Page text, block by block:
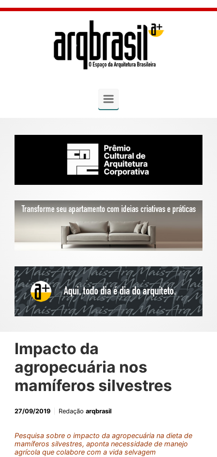
Skip to main content
Impacto da
agropecuária nos
mamíferos silvestres
27/09/2019 Redação arqbrasil
Pesquisa sobre o impacto da agropecuária na dieta de
mamíferos silvestres, aponta necessidade de manejo
agrícola que colabore com a vida selvagem